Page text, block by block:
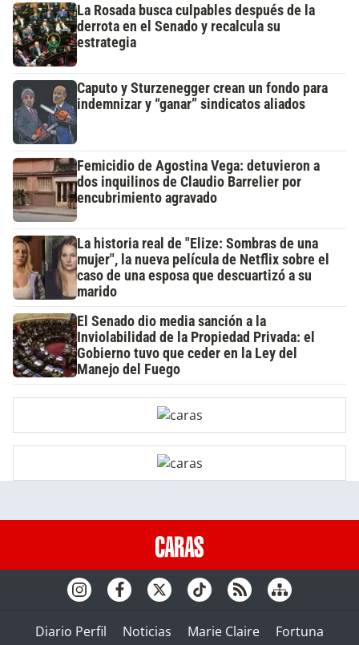
La Rosada busca culpables después de la
derrota en el Senado y recalcula su
estrategia
Caputo y Sturzenegger crean un fondo para
indemnizar y “ganar” sindicatos aliados
Femicidio de Agostina Vega: detuvieron a
dos inquilinos de Claudio Barrelier por
encubrimiento agravado
La historia real de "Elize: Sombras de una
mujer", la nueva película de Netflix sobre el
caso de una esposa que descuartizó a su
marido
El Senado dio media sanción a la
Inviolabilidad de la Propiedad Privada: el
Gobierno tuvo que ceder en la Ley del
Manejo del Fuego
Diario Perfil Noticias Marie Claire
Fortuna